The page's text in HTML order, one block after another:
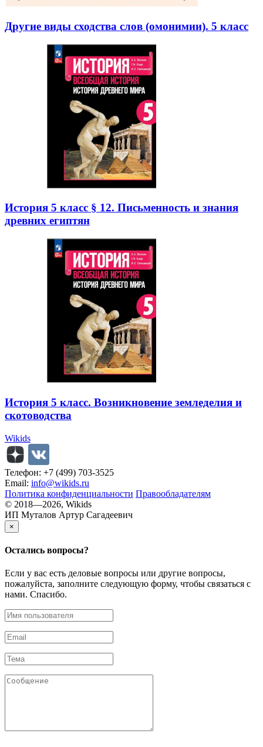
Другие виды сходства слов (омонимии). 5 класс
История 5 класс § 12. Письменность и знания
древних египтян
История 5 класс. Возникновение земледелия и
скотоводства
Wikids
Телефон: +7 (499) 703-3525
Email: info@wikids.ru
Политика конфиденциальности Правообладателям
© 2018—2026, Wikids
ИП Муталов Артур Сагадеевич
×
Остались вопросы?
Если у вас есть деловые вопросы или другие вопросы,
пожалуйста, заполните следующую форму, чтобы связаться с
нами. Спасибо.